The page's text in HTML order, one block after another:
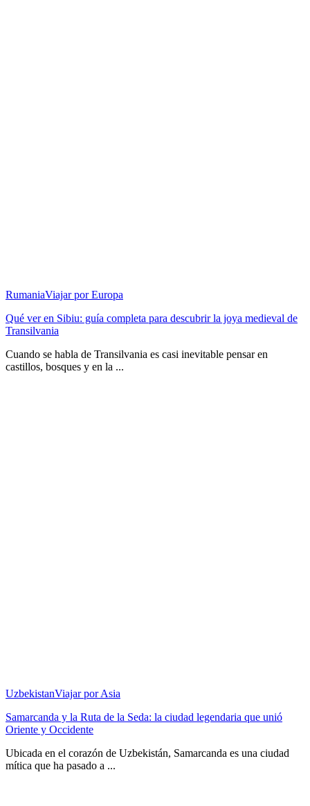
RumaniaViajar por Europa
Qué ver en Sibiu: guía completa para descubrir la joya medieval de
Transilvania
Cuando se habla de Transilvania es casi inevitable pensar en
castillos, bosques y en la ...
UzbekistanViajar por Asia
Samarcanda y la Ruta de la Seda: la ciudad legendaria que unió
Oriente y Occidente
Ubicada en el corazón de Uzbekistán, Samarcanda es una ciudad
mítica que ha pasado a ...